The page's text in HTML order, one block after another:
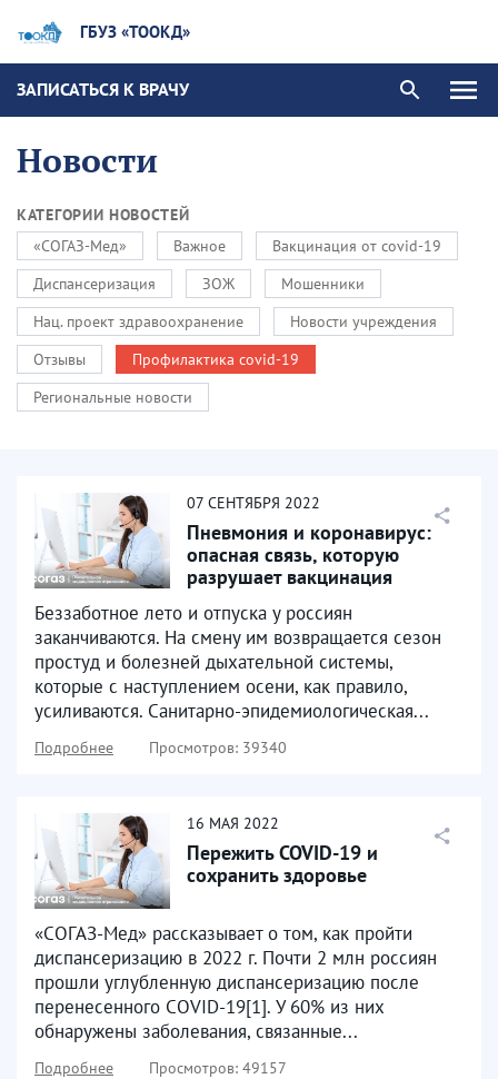
ГБУЗ «ТООКД»
ЗАПИСАТЬСЯ К ВРАЧУ
Новости
КАТЕГОРИИ НОВОСТЕЙ
«СОГАЗ-Мед»
Важное
Вакцинация от covid-19
Диспансеризация
ЗОЖ
Мошенники
Нац. проект здравоохранение
Новости учреждения
Отзывы
Профилактика covid-19
Региональные новости
07 СЕНТЯБРЯ 2022
Пневмония и коронавирус:
опасная связь, которую
разрушает вакцинация
Беззаботное лето и отпуска у россиян
заканчиваются. На смену им возвращается сезон
простуд и болезней дыхательной системы,
которые с наступлением осени, как правило,
усиливаются. Санитарно-эпидемиологическая...
Подробнее Просмотров: 39340
16 МАЯ 2022
Пережить COVID-19 и
сохранить здоровье
«СОГАЗ-Мед» рассказывает о том, как пройти
диспансеризацию в 2022 г. Почти 2 млн россиян
прошли углубленную диспансеризацию после
перенесенного COVID-19[1]. У 60% из них
обнаружены заболевания, связанные...
Подробнее Просмотров: 49157